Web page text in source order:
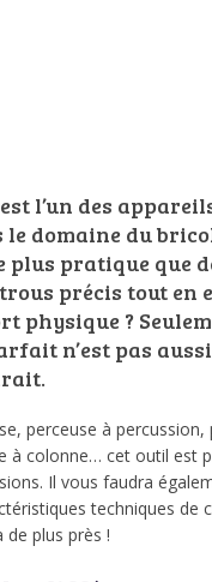
l’un des
domaine du
plus pratique que
précis tout en
physique ?
n’est pas
perceuse à percussion,
à colonne… cet outil est
Il vous faudra
techniques de
plus près !